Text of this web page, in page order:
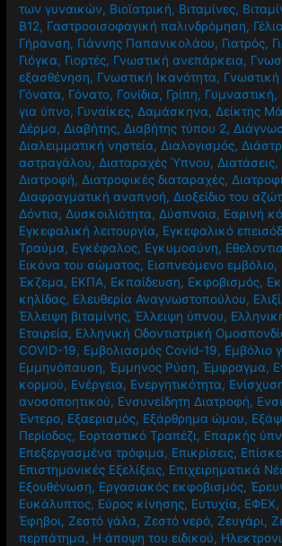
των γυναικών, Βιοϊατρική, Βιταμίνες,
Β12, Γαστροοισοφαγική παλινδρόμηση, Γέλιο
Γήρανση, Γιάννης Παπανικολάου, Γιατρός,
Γιόγκα, Γιορτές, Γνωστική ανεπάρκεια,
εξασθένηση, Γνωστική Ικανότητα, Γνωστική
Γόνατα, Γόνατο, Γονίδια, Γρίπη, Γυμναστική,
για ύπνο, Γυναίκες, Δαμάσκηνα, Δείκτης
Δέρμα, Διαβήτης, Διαβήτης τύπου 2,
Διαλειμματική νηστεία, Διαλογισμός,
αστραγάλου, Διαταραχές Ύπνου, Διατάσεις,
Διατροφή, Διατροφικές διαταραχές,
Διαφραγματική αναπνοή, Διοξείδιο του
Δόντια, Δυσκοιλιότητα, Δύσπνοια, Εαρινή
Εγκεφαλική λειτουργία, Εγκεφαλικό
Τραύμα, Εγκέφαλος, Εγκυμοσύνη,
Εικόνα του σώματος, Εισπνεόμενο εμβόλιο,
Έκζεμα, ΕΚΠΑ, Εκπαίδευση, Εκφοβισμός,
κηλίδας, Ελευθερία Αναγνωστοπούλου,
Έλλειψη βιταμίνης,Έλλειψη ύπνου,
Εταιρεία, Ελληνική Οδοντιατρική
COVID-19, Εμβολιασμός Covid-19, Εμβόλιο
Εμμηνόπαυση,Έμμηνος Ρύση,Έμφραγμα,
κορμού, Ενέργεια, Ενεργητικότητα,
ανοσοποητικού, Ενσυνείδητη Διατροφή,
Έντερο, Εξαερισμός, Εξάρθρημα ώμου,
Περίοδος, Εορταστικό Τραπέζι, Επαρκής
Επεξεργασμένα τρόφιμα, Επικρίσεις,
Επιστημονικές Εξελίξεις, Επιχειρηματικά
Εξουθένωση, Εργασιακός εκφοβισμός,
Ευκάλυπτος, Εύρος κίνησης, Ευτυχία, ΕΦΕΧ,
Έφηβοι,Ζεστό γάλα,Ζεστό νερό,Ζευγάρι,
περπάτημα, Η άποψη του ειδικού,